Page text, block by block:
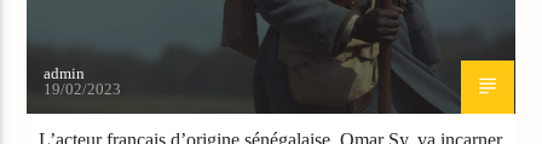
admin
19/02/2023
L’acteur français d’origine sénégalaise, Omar Sy, va incarner